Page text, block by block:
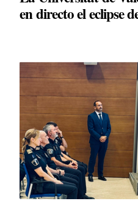
en directo el eclipse